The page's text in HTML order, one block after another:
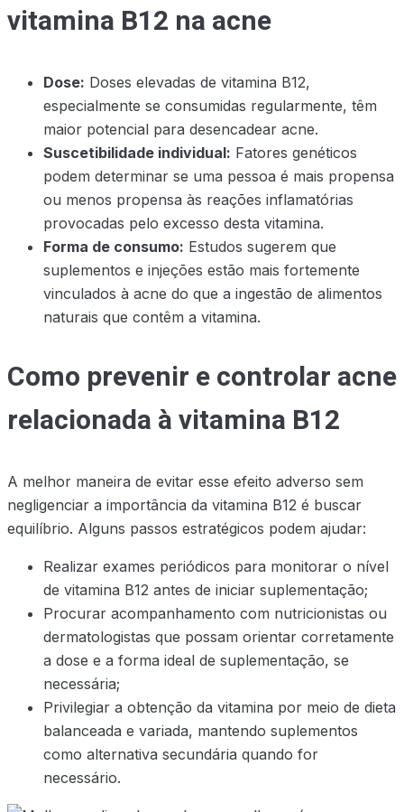
vitamina B12 na acne
Dose: Doses elevadas de vitamina B12,
especialmente se consumidas regularmente, têm
maior potencial para desencadear acne.
Suscetibilidade individual: Fatores genéticos
podem determinar se uma pessoa é mais propensa
ou menos propensa às reações inflamatórias
provocadas pelo excesso desta vitamina.
Forma de consumo: Estudos sugerem que
suplementos e injeções estão mais fortemente
vinculados à acne do que a ingestão de alimentos
naturais que contêm a vitamina.
Como prevenir e controlar acne
relacionada à vitamina B12
A melhor maneira de evitar esse efeito adverso sem
negligenciar a importância da vitamina B12 é buscar
equilíbrio. Alguns passos estratégicos podem ajudar:
Realizar exames periódicos para monitorar o nível
de vitamina B12 antes de iniciar suplementação;
Procurar acompanhamento com nutricionistas ou
dermatologistas que possam orientar corretamente
a dose e a forma ideal de suplementação, se
necessária;
Privilegiar a obtenção da vitamina por meio de dieta
balanceada e variada, mantendo suplementos
como alternativa secundária quando for
necessário.